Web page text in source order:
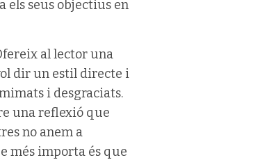
els seus objectius en
al lector una
dir un estil directe i
i desgraciats.
una reflexió que
no anem a
més importa és que